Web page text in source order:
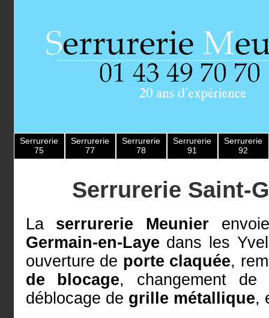
Serrurerie
75
Serrurerie
77
Serrurerie
78
Serrurerie
91
Serrurerie
92
Serrurerie Saint-
La serrurerie Meunier
Germain-en-Laye dans les
ouverture de porte claquée,
de blocage, changement de
déblocage de grille métallique,